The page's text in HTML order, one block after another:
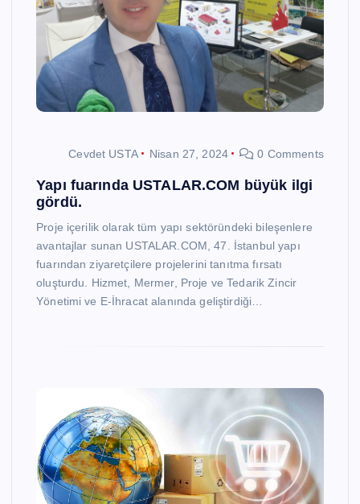
Cevdet USTA Nisan 27, 2024 0 Comments
Yapı fuarında USTALAR.COM büyük ilgi
gördü.
Proje içerilik olarak tüm yapı sektöründeki bileşenlere
avantajlar sunan USTALAR.COM, 47. İstanbul yapı
fuarından ziyaretçilere projelerini tanıtma fırsatı
oluşturdu. Hizmet, Mermer, Proje ve Tedarik Zincir
Yönetimi ve E-İhracat alanında geliştirdiği…